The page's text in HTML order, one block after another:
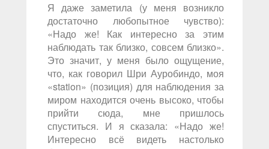
Я даже заметила (у меня возникло
достаточно любопытное чувство):
«Надо же! Как интересно за этим
наблюдать так близко, совсем близко».
Это значит, у меня было ощущение,
что, как говорил Шри Ауробиндо, моя
«station» (позиция) для наблюдения за
миром находится очень высоко, чтобы
прийти сюда, мне пришлось
спуститься. И я сказала: «Надо же!
Интересно всё видеть настолько